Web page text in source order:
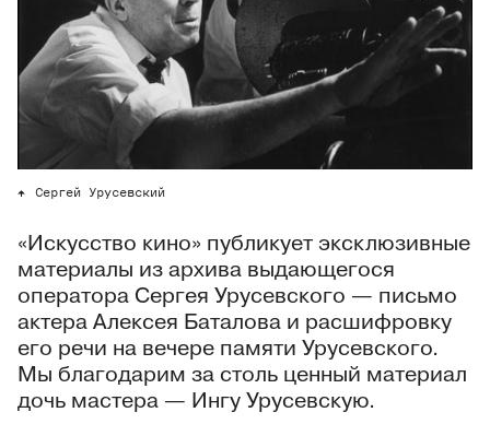
Сергей Урусевский
«Искусство кино» публикует эксклюзивные
материалы из архива выдающегося
оператора Сергея Урусевского — письмо
актера Алексея Баталова и расшифровку
его речи на вечере памяти Урусевского.
Мы благодарим за столь ценный материал
дочь мастера — Ингу Урусевскую.